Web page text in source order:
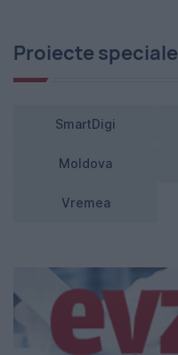
Proiecte speciale
SmartDigi
Moldova
Vremea